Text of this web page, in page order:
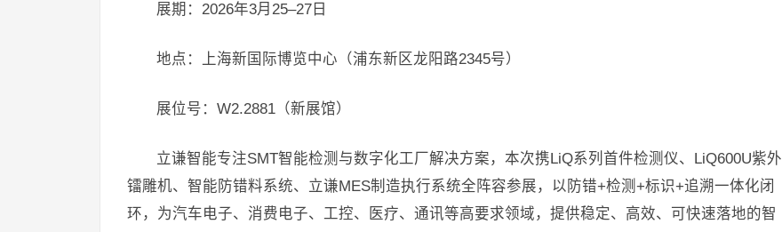
展期：2026年3月25–27日
地点：上海新国际博览中心（浦东新区龙阳路2345号）
展位号：W2.2881（新展馆）
立谦智能专注SMT智能检测与数字化工厂解决方案，本次携LiQ系列首件检测仪、LiQ600U紫外
镭雕机、智能防错料系统、立谦MES制造执行系统全阵容参展，以防错+检测+标识+追溯一体化闭
环，为汽车电子、消费电子、工控、医疗、通讯等高要求领域，提供稳定、高效、可快速落地的智